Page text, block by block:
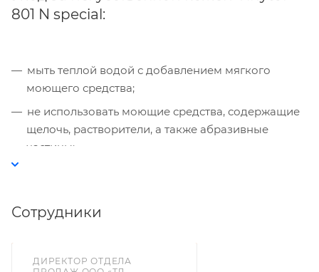
801 N special:
мыть теплой водой с добавлением мягкого
моющего средства;
не использовать моющие средства, содержащие
щелочь, растворители, а также абразивные
частицы;
маркировки красками, чернилами или
Сотрудники
ДИРЕКТОР ОТДЕЛА